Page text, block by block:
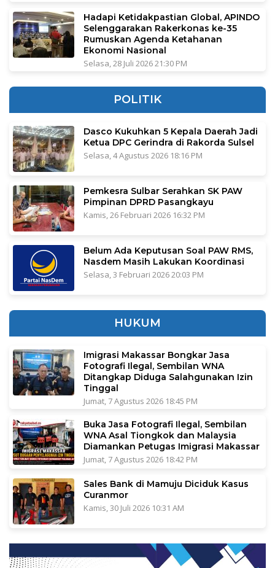
Hadapi Ketidakpastian Global, APINDO
Selenggarakan Rakerkonas ke-35
Rumuskan Agenda Ketahanan
Ekonomi Nasional
Selasa, 28 Juli 2026 21:30 PM
POLITIK
Dasco Kukuhkan 5 Kepala Daerah Jadi
Ketua DPC Gerindra di Rakorda Sulsel
Selasa, 4 Agustus 2026 18:16 PM
Pemkesra Sulbar Serahkan SK PAW
Pimpinan DPRD Pasangkayu
Kamis, 26 Februari 2026 16:32 PM
Belum Ada Keputusan Soal PAW RMS,
Nasdem Masih Lakukan Koordinasi
Selasa, 3 Februari 2026 20:03 PM
HUKUM
Imigrasi Makassar Bongkar Jasa
Fotografi Ilegal, Sembilan WNA
Ditangkap Diduga Salahgunakan Izin
Tinggal
Jumat, 7 Agustus 2026 18:45 PM
Buka Jasa Fotografi Ilegal, Sembilan
WNA Asal Tiongkok dan Malaysia
Diamankan Petugas Imigrasi Makassar
Jumat, 7 Agustus 2026 18:42 PM
Sales Bank di Mamuju Diciduk Kasus
Curanmor
Kamis, 30 Juli 2026 10:31 AM